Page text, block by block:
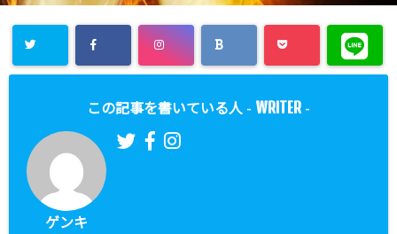
この記事を書いている人 - WRITER -
ゲンキ